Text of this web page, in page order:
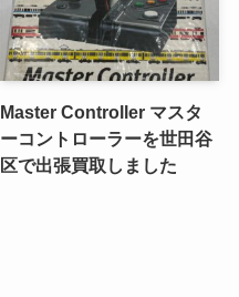
Master Controller マスタ
ーコントローラーを世田谷
区で出張買取しました